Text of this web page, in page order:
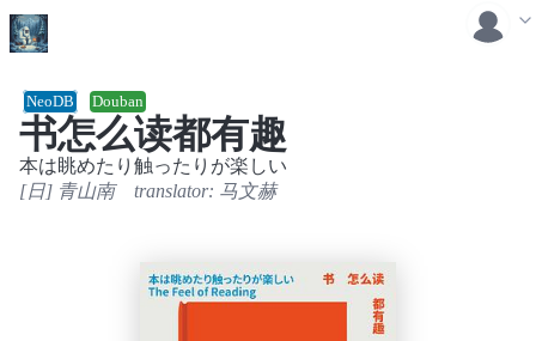
书怎么读都有趣
NeoDB Douban
本は眺めたり触ったりが楽しい
[日] 青山南
translator: 马文赫